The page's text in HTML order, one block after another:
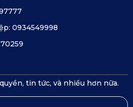
0934549998
tin tức, và nhiều hơn nữa.